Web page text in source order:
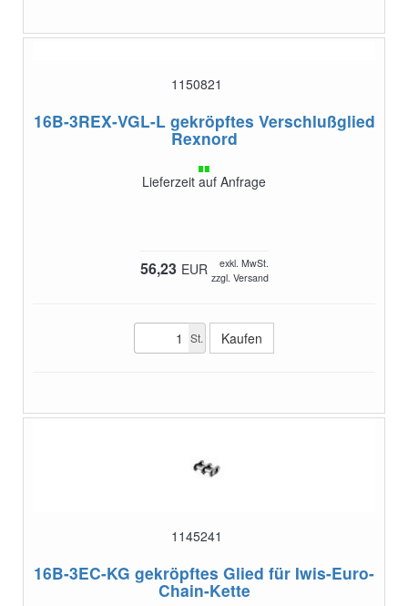
1150821
16B-3REX-VGL-L gekröpftes Verschlußglied
Rexnord
Lieferzeit auf Anfrage
56,23 EUR
exkl. MwSt.
zzgl. Versand
St.
1145241
16B-3EC-KG gekröpftes Glied für Iwis-Euro-
Chain-Kette